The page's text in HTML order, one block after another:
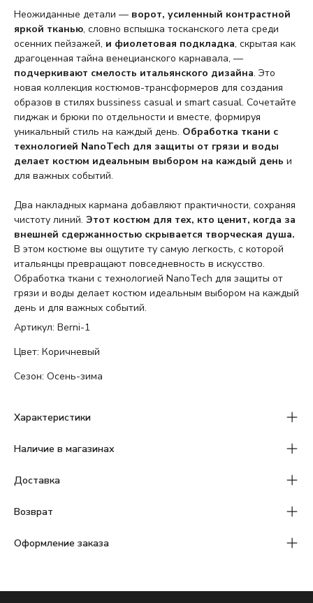
Неожиданные детали — ворот, усиленный контрастной
яркой тканью, словно вспышка тосканского лета среди
осенних пейзажей, и фиолетовая подкладка, скрытая как
драгоценная тайна венецианского карнавала, —
подчеркивают смелость итальянского дизайна. Это
новая коллекция костюмов-трансформеров для создания
образов в стилях bussiness casual и smart casual. Сочетайте
пиджак и брюки по отдельности и вместе, формируя
уникальный стиль на каждый день. Обработка ткани с
технологией NanoTech для защиты от грязи и воды
делает костюм идеальным выбором на каждый день и
для важных событий.
Два накладных кармана добавляют практичности, сохраняя
чистоту линий. Этот костюм для тех, кто ценит, когда за
внешней сдержанностью скрывается творческая душа.
В этом костюме вы ощутите ту самую легкость, с которой
итальянцы превращают повседневность в искусство.
Обработка ткани с технологией NanoTech для защиты от
грязи и воды делает костюм идеальным выбором на каждый
день и для важных событий.
Артикул: Berni-1
Цвет: Коричневый
Сезон: Осень-зима
Характеристики
Наличие в магазинах
Доставка
Возврат
Оформление заказа